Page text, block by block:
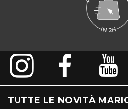
TUTTE LE NOVITÀ